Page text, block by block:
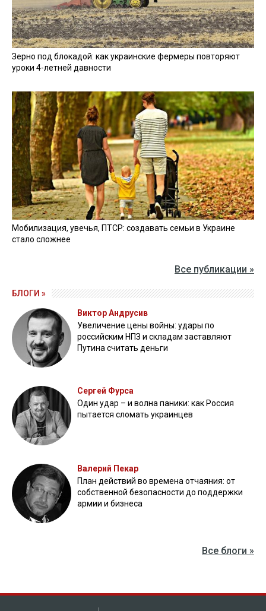
ЧИТАЙТЕ ТАКОЖ »
Россияне ударили баллистикой по центру Изюма: много
погибших и раненых
04 февраля 2025, 12:26
04 февраля 2025, 10:38
В Херсонской области в результате обстрелов погиб один
человек, еще 9 ранены
04 февраля 2025, 09:38
Все новости »
ВИДЕО »
27 апреля 2026
Пограничники показали уничтожение вражеской техники и
ликвидацию группы оккупантов
Пограничники показали, как уничтожили девять российских